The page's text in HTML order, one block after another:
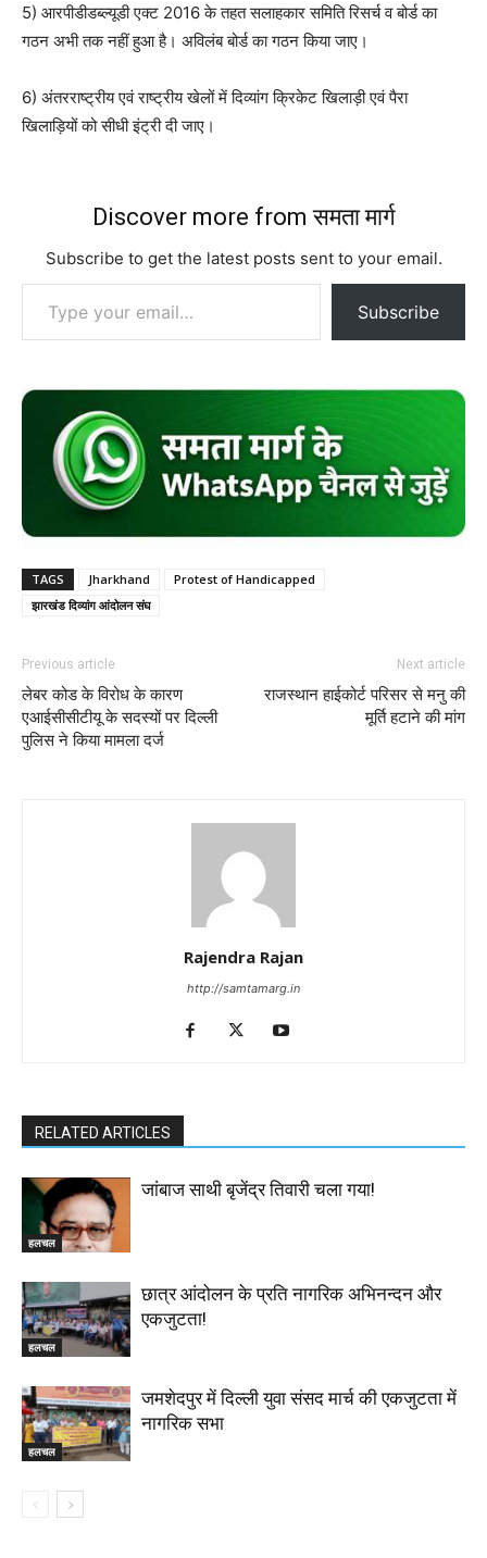
5) आरपीडीडब्ल्यूडी एक्ट 2016 के तहत सलाहकार समिति रिसर्च व बोर्ड का
गठन अभी तक नहीं हुआ है। अविलंब बोर्ड का गठन किया जाए।
6) अंतरराष्ट्रीय एवं राष्ट्रीय खेलों में दिव्यांग क्रिकेट खिलाड़ी एवं पैरा
खिलाड़ियों को सीधी इंट्री दी जाए।
Discover more from समता मार्ग
Subscribe to get the latest posts sent to your email.
Type your email…
Subscribe
TAGS Jharkhand
Protest of Handicapped
झारखंड दिव्यांग आंदोलन संघ
Previous article
लेबर कोड के विरोध के कारण
एआईसीसीटीयू के सदस्यों पर दिल्ली
पुलिस ने किया मामला दर्ज
Next article
राजस्थान हाईकोर्ट परिसर से मनु की
मूर्ति हटाने की मांग
Rajendra Rajan
http://samtamarg.in
RELATED ARTICLES
हलचल
जांबाज साथी बृजेंद्र तिवारी चला गया!
हलचल
छात्र आंदोलन के प्रति नागरिक अभिनन्दन और
एकजुटता!
हलचल
जमशेदपुर में दिल्ली युवा संसद मार्च की एकजुटता में
नागरिक सभा